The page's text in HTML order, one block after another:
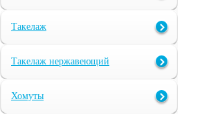
Такелаж
Такелаж нержавеющий
Хомуты